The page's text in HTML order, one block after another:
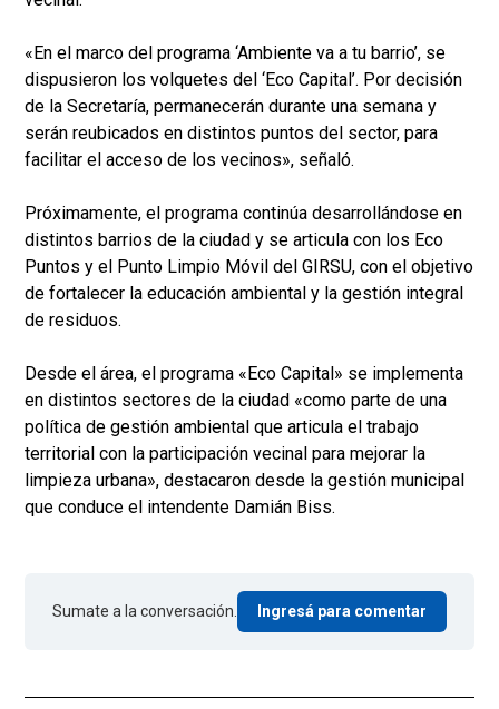
«En el marco del programa ‘Ambiente va a tu barrio’, se
dispusieron los volquetes del ‘Eco Capital’. Por decisión
de la Secretaría, permanecerán durante una semana y
serán reubicados en distintos puntos del sector, para
facilitar el acceso de los vecinos», señaló.
Próximamente, el programa continúa desarrollándose en
distintos barrios de la ciudad y se articula con los Eco
Puntos y el Punto Limpio Móvil del GIRSU, con el objetivo
de fortalecer la educación ambiental y la gestión integral
de residuos.
Desde el área, el programa «Eco Capital» se implementa
en distintos sectores de la ciudad «como parte de una
política de gestión ambiental que articula el trabajo
territorial con la participación vecinal para mejorar la
limpieza urbana», destacaron desde la gestión municipal
que conduce el intendente Damián Biss.
Sumate a la conversación. Ingresá para comentar